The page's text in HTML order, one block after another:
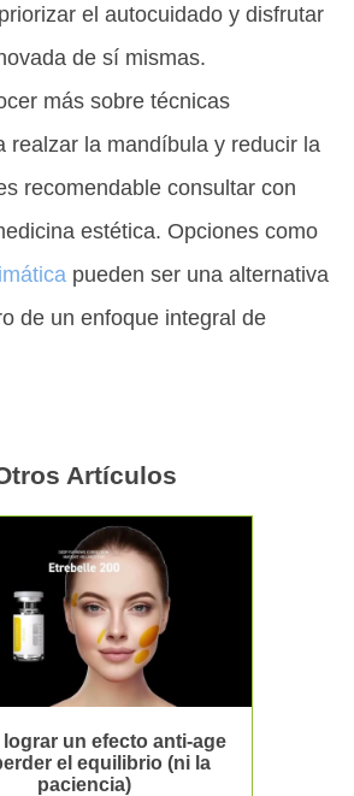
el autocuidado y disfrutar
de sí mismas.
más sobre técnicas
realzar la mandíbula y reducir la
recomendable consultar con
estética. Opciones como
pueden ser una alternativa
de un enfoque integral de
Artículos
un efecto anti-age
el equilibrio (ni la
paciencia)